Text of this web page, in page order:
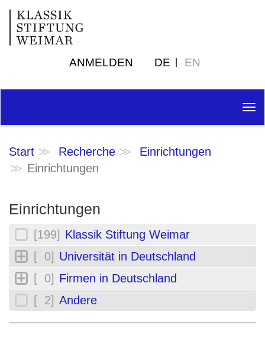
ANMELDEN DE EN
Start Recherche
Einrichtungen
Einrichtungen
Einrichtungen
[199] Klassik Stiftung Weimar
[ 0] Universität in Deutschland
[ 0] Firmen in Deutschland
[ 2] Andere